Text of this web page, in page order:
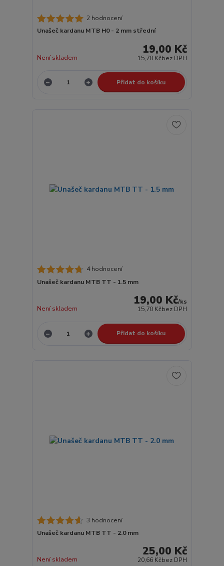
2 hodnocení
Unašeč kardanu MTB H0 - 2 mm střední
19,00 Kč
15,70 Kčbez DPH
Není skladem
Přidat do košíku
4 hodnocení
Unašeč kardanu MTB TT - 1.5 mm
19,00 Kč/ks
15,70 Kčbez DPH
Není skladem
Přidat do košíku
3 hodnocení
Unašeč kardanu MTB TT - 2.0 mm
25,00 Kč
20,66 Kčbez DPH
Není skladem